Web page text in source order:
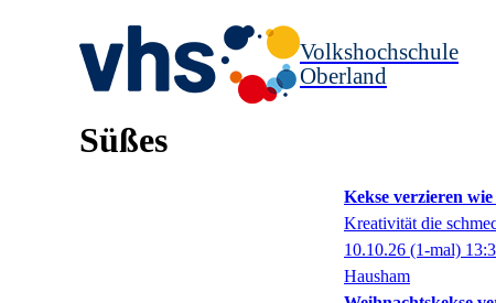
Volkshochschule
Oberland
Süßes
Kekse verzieren
Kreativität die
10.10.26 (1-mal)
Hausham